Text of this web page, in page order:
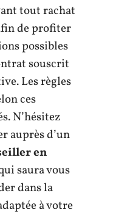
tout rachat
de profiter
possibles
souscrit
Les règles
ces
N’hésitez
auprès d’un
en
saura vous
dans la
à votre